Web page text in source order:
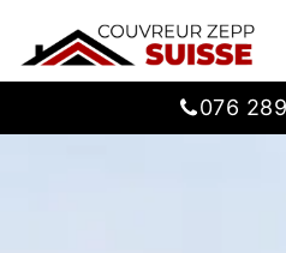
076